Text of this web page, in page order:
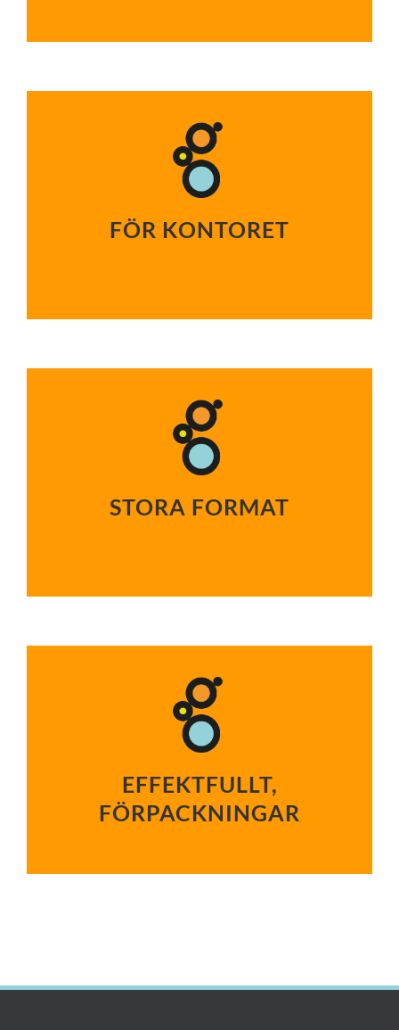
FÖR KONTORET
STORA FORMAT
EFFEKTFULLT,
FÖRPACKNINGAR